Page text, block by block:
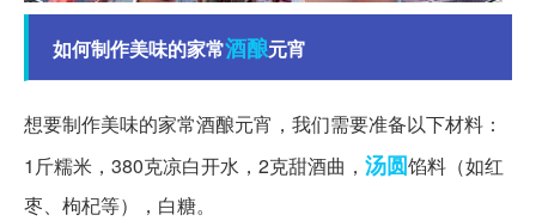
如何制作美味的家常酒酿元宵
想要制作美味的家常酒酿元宵，我们需要准备以下材料：
1斤糯米，380克凉白开水，2克甜酒曲， 汤圆馅料（如红
枣、枸杞等），白糖。